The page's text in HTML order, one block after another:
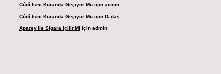
Cûdî Ismi Kuranda Geçiyor Muiçin admin
Cûdî Ismi Kuranda Geçiyor Muiçin Dadaş
Aparey Ile Sigara Içilir Mi için admin